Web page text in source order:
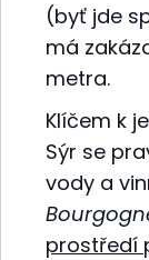
(byť jde
má
metra.
Klíčem k
Sýr se
vody a
prostředí